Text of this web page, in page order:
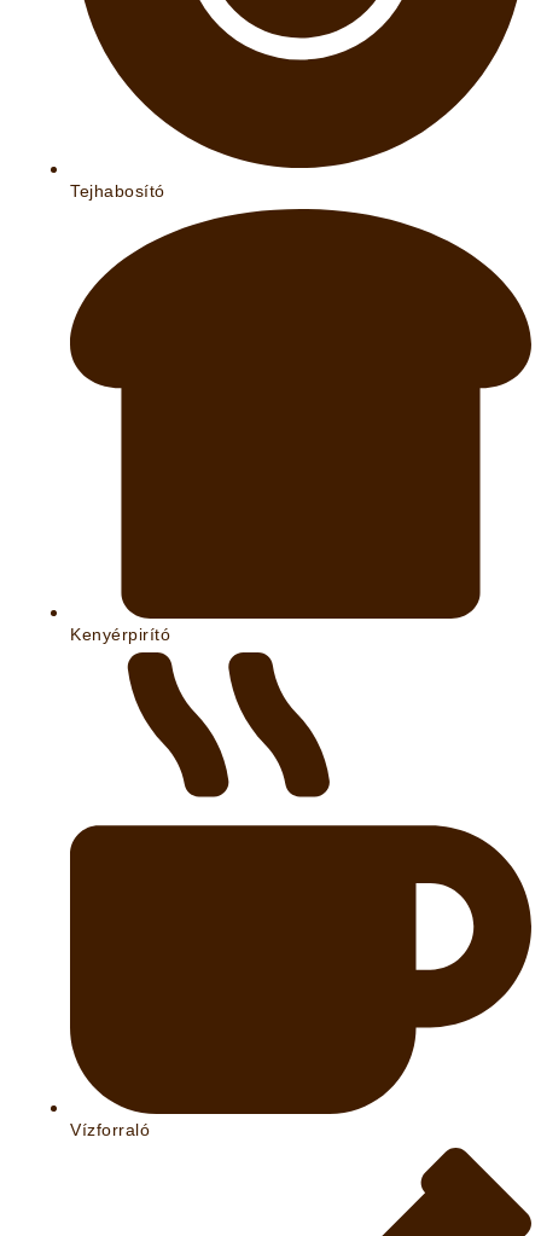
Tejhabosító
Kenyérpirító
Vízforraló